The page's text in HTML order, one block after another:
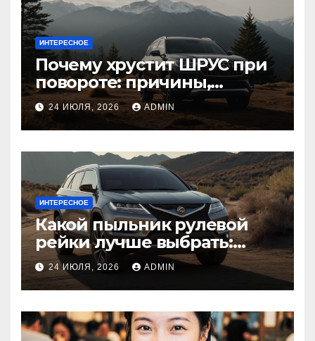
ИНТЕРЕСНОЕ
Почему хрустит ШРУС при
повороте: причины,
диагностика
24 ИЮЛЯ, 2026 ADMIN
ИНТЕРЕСНОЕ
Какой пыльник рулевой
рейки лучше выбрать:
оригинальный или аналог,
резина или полиуретан
24 ИЮЛЯ, 2026 ADMIN